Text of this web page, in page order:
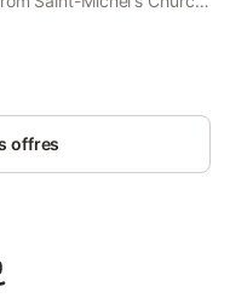
Model Appartment,
St-Joseph.
offres